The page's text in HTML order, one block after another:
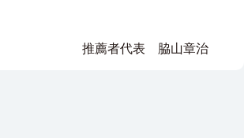
推薦者代表 脇山章治